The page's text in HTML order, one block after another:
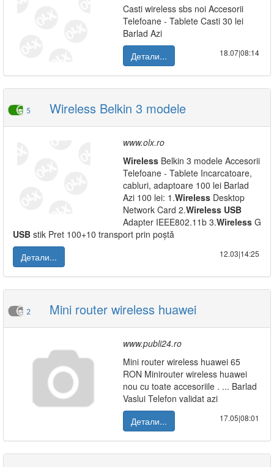
Casti wireless sbs noi Accesorii
Telefoane - Tablete Casti 30 lei
Barlad Azi
Детали...
18.07|08:14
5 Wireless Belkin 3 modele
www.olx.ro
Wireless Belkin 3 modele Accesorii
Telefoane - Tablete Incarcatoare,
cabluri, adaptoare 100 lei Barlad
Azi 100 lei: 1.Wireless Desktop
Network Card 2.Wireless USB
Adapter IEEE802.11b 3.Wireless G
USB stik Pret 100+10 transport prin poștă
Детали...
12.03|14:25
2 Mini router wireless huawei
www.publi24.ro
Mini router wireless huawei 65
RON Minirouter wireless huawei
nou cu toate accesoriile . ... Barlad
Vaslui Telefon validat azi
Детали...
17.05|08:01